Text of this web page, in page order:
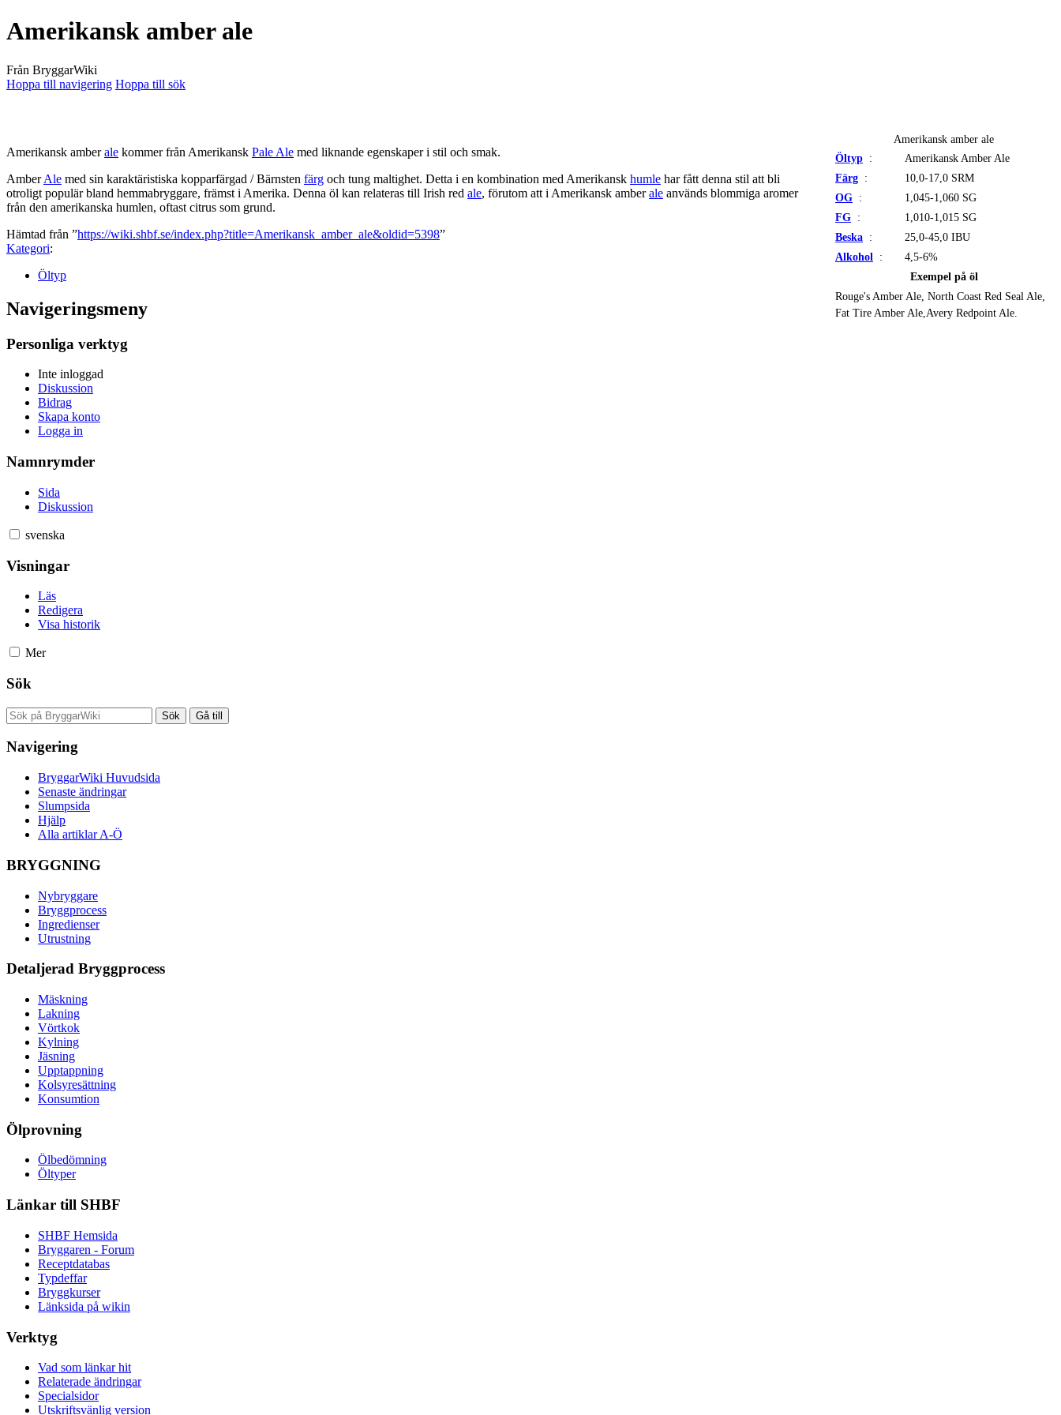
Amerikansk amber ale
Från BryggarWiki
Hoppa till navigering Hoppa till sök
Amerikansk amber ale
Öltyp :
Amerikansk Amber Ale
Färg :
10,0-17,0 SRM
OG :
1,045-1,060 SG
FG :
1,010-1,015 SG
Beska :
25,0-45,0 IBU
Alkohol :
4,5-6%
Exempel på öl
Rouge's Amber Ale, North Coast Red Seal Ale,
Fat Tire Amber Ale,Avery Redpoint Ale.
Amerikansk amberale kommer från Amerikansk Pale Ale med liknande egenskaper i stil och smak.
AmberAle med sin karaktäristiska kopparfärgad / Bärnsten färg och tung maltighet. Detta i en kombination med Amerikansk humle har fått denna stil att bli
otroligt populär bland hemmabryggare, främst i Amerika. Denna öl kan relateras till Irish red ale, förutom att i Amerikansk amberale används blommiga aromer
från den amerikanska humlen, oftast citrus som grund.
Hämtad från ”https://wiki.shbf.se/index.php?title=Amerikansk_amber_ale&oldid=5398”
Kategori:
Öltyp
Navigeringsmeny
Personliga verktyg
Inte inloggad
Diskussion
Bidrag
Skapa konto
Logga in
Namnrymder
Sida
Diskussion
svenska
Visningar
Läs
Redigera
Visa historik
Mer
Sök
Navigering
BryggarWiki Huvudsida
Senaste ändringar
Slumpsida
Hjälp
Alla artiklar A-Ö
BRYGGNING
Nybryggare
Bryggprocess
Ingredienser
Utrustning
Detaljerad Bryggprocess
Mäskning
Lakning
Vörtkok
Kylning
Jäsning
Upptappning
Kolsyresättning
Konsumtion
Ölprovning
Ölbedömning
Öltyper
Länkar till SHBF
SHBF Hemsida
Bryggaren - Forum
Receptdatabas
Typdeffar
Bryggkurser
Länksida på wikin
Verktyg
Vad som länkar hit
Relaterade ändringar
Specialsidor
Utskriftsvänlig version